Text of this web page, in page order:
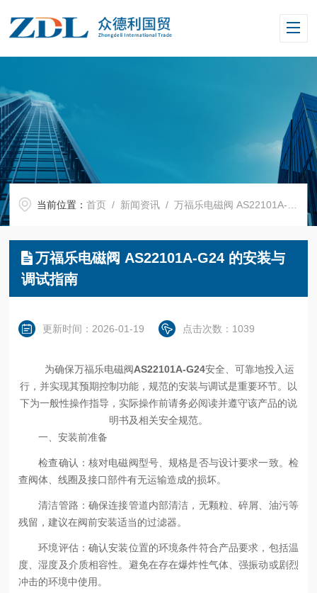
当前位置：首页 / 新闻资讯 / 万福乐电磁阀 AS22101A-G24 的安装与调试指南
万福乐电磁阀 AS22101A-G24 的安装与
调试指南
更新时间：2026-01-19 点击次数：1039
为确保万福乐电磁阀AS22101A-G24安全、可靠地投入运
行，并实现其预期控制功能，规范的安装与调试是重要环节。以
下为一般性操作指导，实际操作前请务必阅读并遵守该产品的说
明书及相关安全规范。
一、安装前准备
检查确认：核对电磁阀型号、规格是否与设计要求一致。检
查阀体、线圈及接口部件有无运输造成的损坏。
清洁管路：确保连接管道内部清洁，无颗粒、碎屑、油污等
残留，建议在阀前安装适当的过滤器。
环境评估：确认安装位置的环境条件符合产品要求，包括温
度、湿度及介质相容性。避免在存在爆炸性气体、强振动或剧烈
冲击的环境中使用。